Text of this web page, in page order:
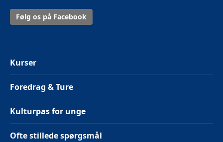
Følg os på Facebook
Kurser
Foredrag & Ture
Kulturpas for unge
Ofte stillede spørgsmål